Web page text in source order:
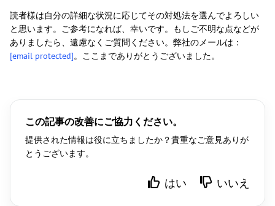
読者様は自分の詳細な状況に応じてその対処法を選んでよろしい
と思います。ご参考になれば、幸いです。もしご不明な点などが
ありましたら、遠慮なくご質問ください。弊社のメールは：
[email protected]。ここまでありがとうございました。
この記事の改善にご協力ください。
提供された情報は役に立ちましたか？貴重なご意見ありが
とうございます。
はい いいえ